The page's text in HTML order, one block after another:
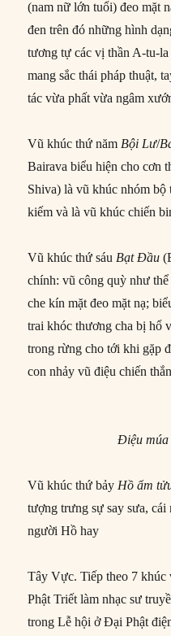
(nam nữ lớn tuổi) đeo mặt
đen trên đó những hình
tương tự các vị thần A-tu-
mang sắc thái pháp thuật,
tác vừa phất vừa ngâm
Vũ khúc thứ năm Bội Lư/
Bairava biểu hiện cho cơn
Shiva) là vũ khúc nhóm
kiếm và là vũ khúc chiến
Vũ khúc thứ sáu Bạt Đầu
chính: vũ công quỳ như
che kín mặt đeo mặt nạ;
trai khóc thương cha bị hổ
trong rừng cho tới khi gặp
con nhảy vũ điệu chiến
Điệu
Vũ khúc thứ bảy Hồ ẩm
tượng trưng sự say sưa,
người Hồ hay
Tây Vực. Tiếp theo 7
Phật Triết làm nhạc sư
trong Lễ hội ở Đại Phật